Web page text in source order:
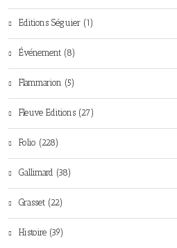
Editions Séguier (1)
Événement (8)
Flammarion (5)
Fleuve Editions (27)
Folio (228)
Gallimard (38)
Grasset (22)
Histoire (39)